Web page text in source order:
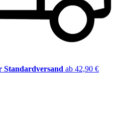
Standardversand ab 42,90 €